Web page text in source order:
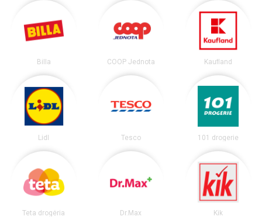
Billa COOP Jednota Kaufland
Lidl Tesco 101 drogerie
Teta drogéria Dr.Max Kik